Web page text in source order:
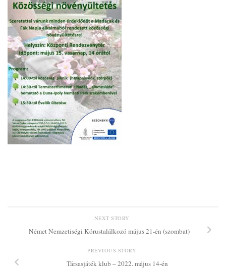
NEXT STORY
Német Nemzetiségi Kórustalálkozó május 21-én (szombat)
PREVIOUS STORY
Társasjáték klub – 2022. május 14-én